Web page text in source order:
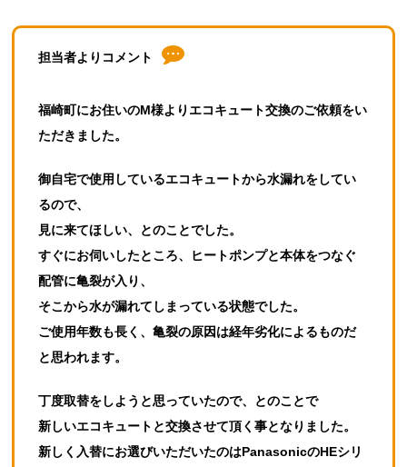
担当者よりコメント
福崎町にお住いのM様よりエコキュート交換のご依頼をい
ただきました。
御自宅で使用しているエコキュートから水漏れをしてい
るので、
見に来てほしい、とのことでした。
すぐにお伺いしたところ、ヒートポンプと本体をつなぐ
配管に亀裂が入り、
そこから水が漏れてしまっている状態でした。
ご使用年数も長く、亀裂の原因は経年劣化によるものだ
と思われます。
丁度取替をしようと思っていたので、とのことで
新しいエコキュートと交換させて頂く事となりました。
新しく入替にお選びいただいたのはPanasonicのHEシリ